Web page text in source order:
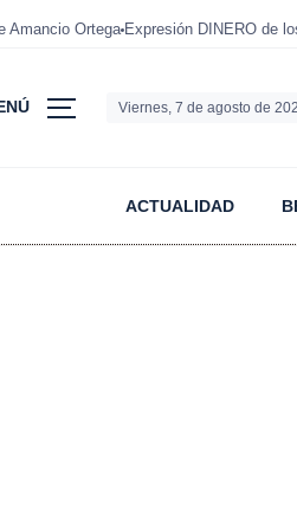
Amancio Ortega Expresión DINERO de
Viernes, 7 de agosto de
ACTUALIDAD